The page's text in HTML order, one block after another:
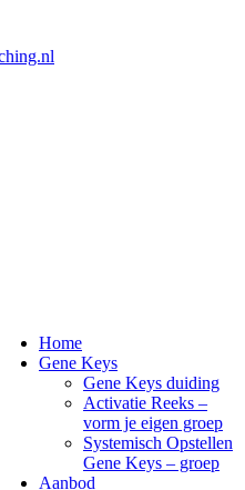
Home
Gene Keys
Gene Keys duiding
Activatie Reeks –
vorm je eigen groep
Systemisch Opstellen
Gene Keys – groep
Aanbod